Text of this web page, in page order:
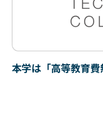
本学は「高等教育